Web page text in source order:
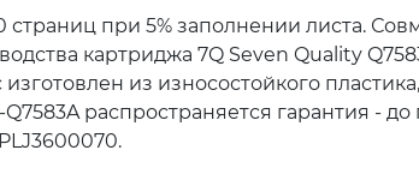
страниц при 5% заполнении листа.
картриджа 7Q Seven Quality
из износостойкого
распространяется гарантия -